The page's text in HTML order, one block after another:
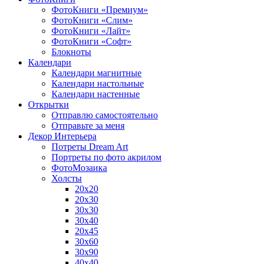
ФотоКниги «Премиум»
ФотоКниги «Слим»
ФотоКниги «Лайт»
ФотоКниги «Софт»
Блокноты
Календари
Календари магнитные
Календари настольные
Календари настенные
Открытки
Отправлю самостоятельно
Отправьте за меня
Декор Интерьера
Потреты Dream Art
Портреты по фото акрилом
ФотоМозаика
Холсты
20х20
20х30
30х30
30х40
20х45
30х60
30х90